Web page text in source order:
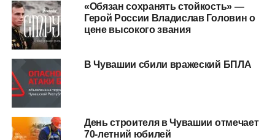
«Обязан сохранять стойкость» —
Герой России Владислав Головин о
цене высокого звания
В Чувашии сбили вражеский БПЛА
День строителя в Чувашии отмечает
70-летний юбилей